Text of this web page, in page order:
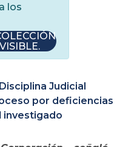
los
Judicial
por deficiencias
investigado